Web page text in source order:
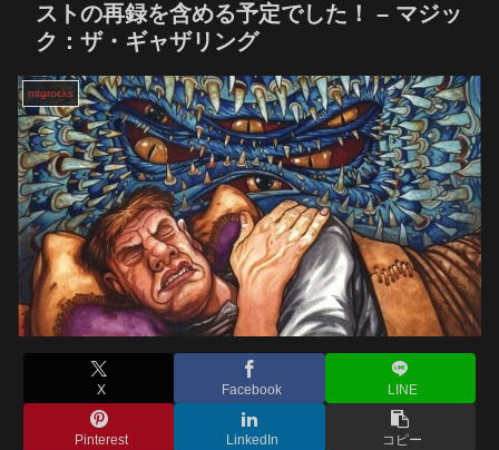
ストの再録を含める予定でした！ – マジッ
ク：ザ・ギャザリング
mtgrocks
X Facebook LINE
Pinterest LinkedIn コピー